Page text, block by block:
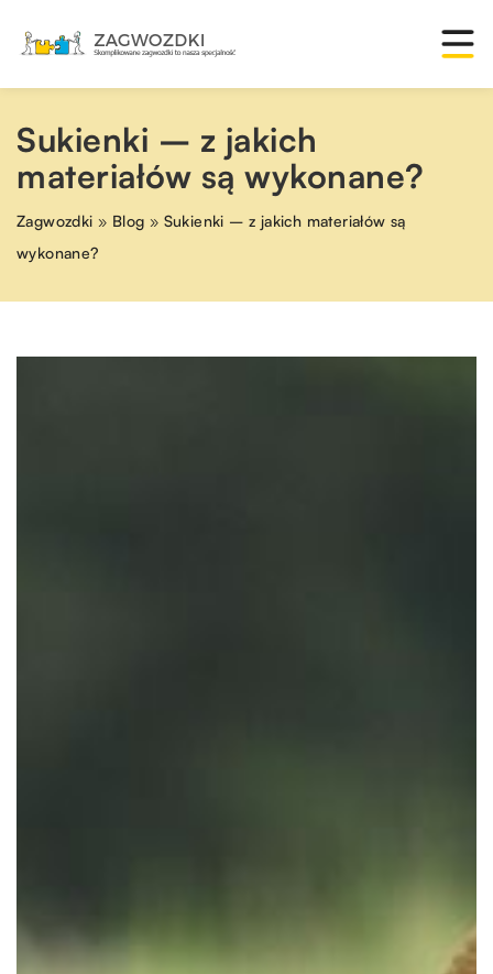
Sukienki – z jakich
materiałów są wykonane?
Zagwozdki » Blog » Sukienki – z jakich materiałów są
wykonane?